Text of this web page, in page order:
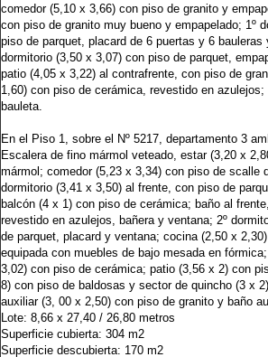
comedor (5,10 x 3,66) con piso de granito y
con piso de granito muy bueno y empapelado; 1º
piso de parquet, placard de 6 puertas y 6 bauleras
dormitorio (3,50 x 3,07) con piso de parquet,
patio (4,05 x 3,22) al contrafrente, con piso de
1,60) con piso de cerámica, revestido en
bauleta.
En el Piso 1, sobre el Nº 5217, departamento 3
Escalera de fino mármol veteado, estar (3,20 x
mármol; comedor (5,23 x 3,34) con piso de scalle
dormitorio (3,41 x 3,50) al frente, con piso de
balcón (4 x 1) con piso de cerámica; baño al
revestido en azulejos, bañera y ventana; 2º
de parquet, placard y ventana; cocina (2,50 x
equipada con muebles de bajo mesada en
3,02) con piso de cerámica; patio (3,56 x 2) con
8) con piso de baldosas y sector de quincho (3 x
auxiliar (3, 00 x 2,50) con piso de granito y baño
Lote: 8,66 x 27,40 / 26,80 metros
Superficie cubierta: 304 m2
Superficie descubierta: 170 m2